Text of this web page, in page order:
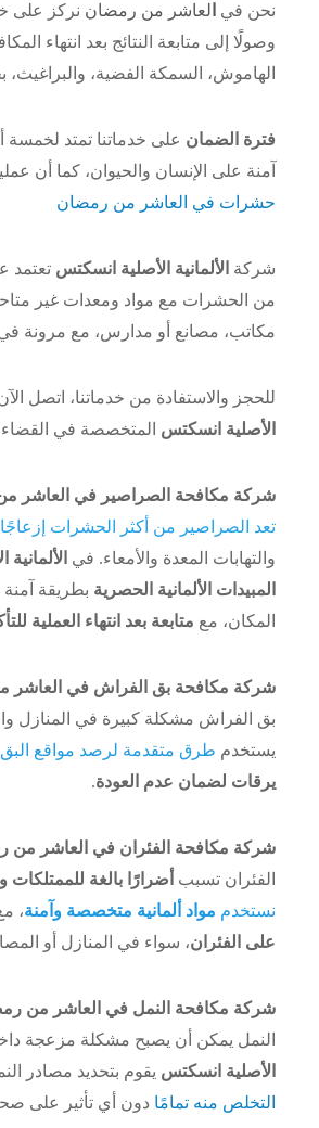
نحن في لعاشر من رمضان نركز على
وصولًا إلى متابعة النتائج بعد انتهاء
الهاموش، السمكة الفضية،
فترة الضمان على خدماتنا تمتد لخمسة
آمنة على الإنسان والحيوان، كما أن
حشرات في العاشر من رمضان
شركة الألمانية الأصلية انسكتس تعتمد
من الحشرات مع مواد ومعدات غير
مكاتب، مصانع أو مدارس، مع مرونة في
للحجز والاستفادة من خدماتنا، اتصل
الأصلية انسكتس المتخصصة في
شركة مكافحة الصراصير في العاشر
تعد الصراصير من أكثر الحشرات
والتهابات المعدة والأمعاء. في
المبيدات الألمانية الحصرية بطريقة
المكان، مع متابعة بعد انتهاء العملية
شركة مكافحة بق الفراش في العاشر
بق الفراش مشكلة كبيرة في المنازل
يستخدم طرق متقدمة لرصد مواقع البق
يرقات لضمان عدم العودة.
شركة مكافحة الفئران في العاشر من
الفئران تسبب أضرارًا بالغة للممتلكات
نستخدم مواد ألمانية متخصصة وآمنة،
على الفئران، سواء في المنازل أو
شركة مكافحة النمل في العاشر من
النمل يمكن أن يصبح مشكلة مزعجة
الأصلية انسكتس يقوم بتحديد مصادر
التخلص منه تمامًا دون أي تأثير على صحة